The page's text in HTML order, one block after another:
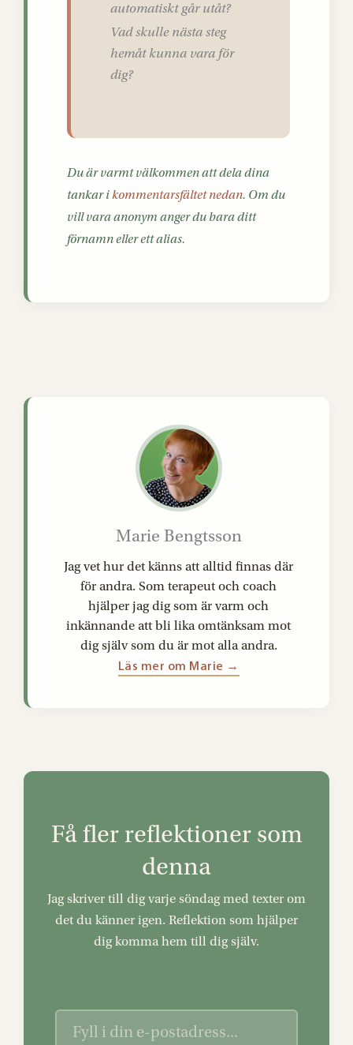
automatiskt går utåt?
Vad skulle nästa steg
hemåt kunna vara för
dig?
Du är varmt välkommen att dela dina
tankar ikommentarsfältet nedan. Om du
vill vara anonym anger du bara ditt
förnamn eller ett alias.
Marie Bengtsson
Jag vet hur det känns att alltid finnas där
för andra. Som terapeut och coach
hjälper jag dig som är varm och
inkännande att bli lika omtänksam mot
dig själv som du är mot alla andra.
Läs mer om Marie →
Få fler reflektioner som
denna
Jag skriver till dig varje söndag med texter om
det du känner igen. Reflektion som hjälper
dig komma hem till dig själv.